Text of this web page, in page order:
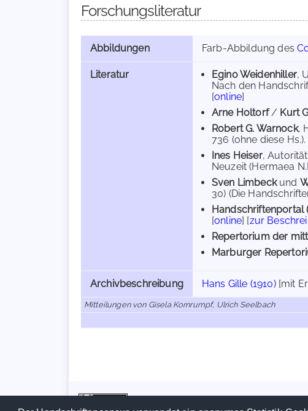
Forschungsliteratur
Abbildungen Farb-Abbildung des
Literatur Egino Weidenhiller,
Nach den
[online]
Arne Holtorf/ Kurt
Robert G. Warnock,
736 (ohne diese Hs.).
Ines Heiser,
Neuzeit (Hermaea
Sven Limbeckund
30) (Die
Handschriftenportal
[online] [zur
Repertorium der
Marburger
Archivbeschreibung Hans Gille (1910)[mit
Mitteilungen von Gisela Kornrumpf, Ulrich Seelbach